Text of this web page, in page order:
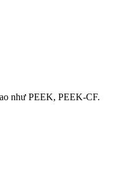
như PEEK, PEEK-CF.